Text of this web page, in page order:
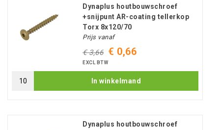
Dynaplus houtbouwschroef
+snijpunt AR-coating tellerkop
Torx 8x120/70
Prijs vanaf
€ 3,66 € 0,66
EXCL BTW
In winkelmand
Dynaplus houtbouwschroef